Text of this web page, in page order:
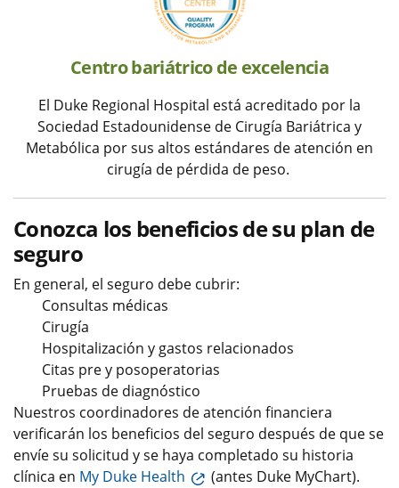
Centro bariátrico de excelencia
El Duke Regional Hospital está acreditado por la
Sociedad Estadounidense de Cirugía Bariátrica y
Metabólica por sus altos estándares de atención en
cirugía de pérdida de peso.
Conozca los beneficios de su plan de
seguro
En general, el seguro debe cubrir:
Consultas médicas
Cirugía
Hospitalización y gastos relacionados
Citas pre y posoperatorias
Pruebas de diagnóstico
Nuestros coordinadores de atención financiera
verificarán los beneficios del seguro después de que se
envíe su solicitud y se haya completado su historia
clínica en My Duke Health (antes Duke MyChart).